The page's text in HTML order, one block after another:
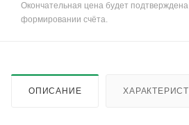
Окончательная цена будет
формировании счёта.
ОПИСАНИЕ